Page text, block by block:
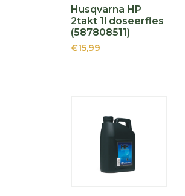
Husqvarna HP
2takt 1l doseerfles
(587808511)
€15,99